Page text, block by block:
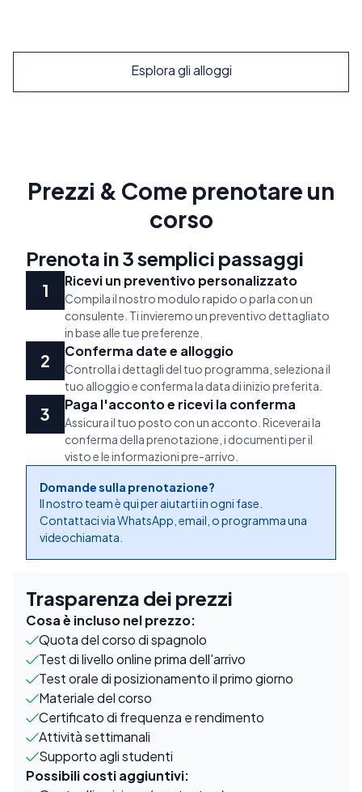
Esplora gli alloggi
Prezzi & Come prenotare un
corso
Prenota in 3 semplici passaggi
Ricevi un preventivo personalizzato
Compila il nostro modulo rapido o parla con un
consulente. Ti invieremo un preventivo dettagliato
in base alle tue preferenze.
Conferma date e alloggio
Controlla i dettagli del tuo programma, seleziona il
tuo alloggio e conferma la data di inizio preferita.
Paga l'acconto e ricevi la conferma
Assicura il tuo posto con un acconto. Riceverai la
conferma della prenotazione, i documenti per il
visto e le informazioni pre-arrivo.
Domande sulla prenotazione?
Il nostro team è qui per aiutarti in ogni fase.
Contattaci via WhatsApp, email, o programma una
videochiamata.
Trasparenza dei prezzi
Cosa è incluso nel prezzo:
Quota del corso di spagnolo
Test di livello online prima dell'arrivo
Test orale di posizionamento il primo giorno
Materiale del corso
Certificato di frequenza e rendimento
Attività settimanali
Supporto agli studenti
Possibili costi aggiuntivi: